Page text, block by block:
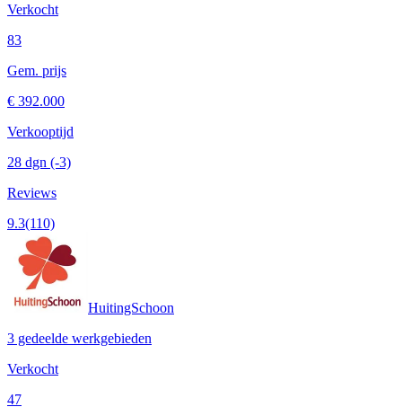
Verkocht
83
Gem. prijs
€ 392.000
Verkooptijd
28 dgn (-3)
Reviews
9.3(110)
HuitingSchoon
3 gedeelde werkgebieden
Verkocht
47